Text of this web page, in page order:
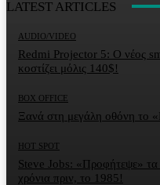
LATEST ARTICLES
AUDIO/VIDEO
Redmi Projector 5: Ο νέος
κοστίζει μόλις 140$!
BOX OFFICE
Ξανά στη μεγάλη οθόνη το
HOT SPOT
Steve Jobs: «Προφήτεψε»
χρόνια πριν, το 1985!